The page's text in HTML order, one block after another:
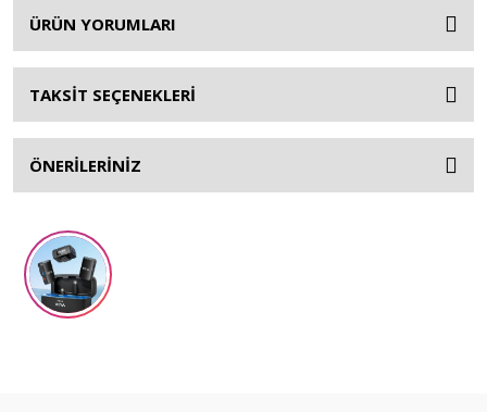
ÜRÜN YORUMLARI
TAKSİT SEÇENEKLERİ
ÖNERİLERİNİZ